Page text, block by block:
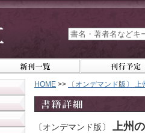
HOME >> 〔オンデマンド版〕
〔オンデマンド版〕 上州